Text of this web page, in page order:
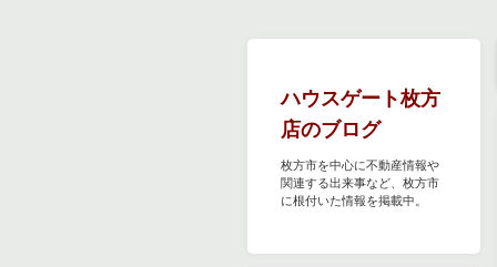
ハウスゲート枚方
店のブログ
枚方市を中心に不動産情報や
関連する出来事など、枚方市
に根付いた情報を掲載中。